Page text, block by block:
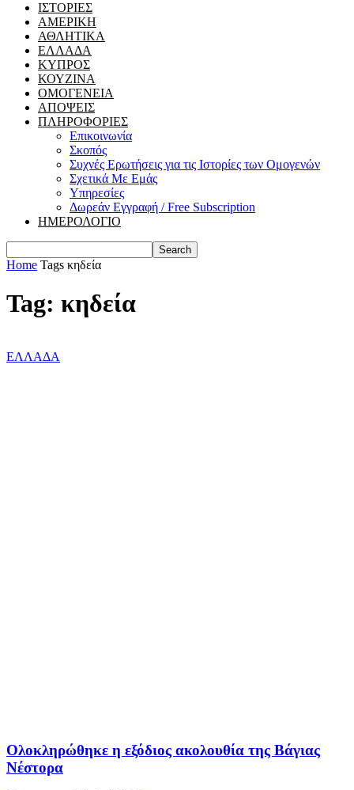
ΙΣΤΟΡΙΕΣ
ΑΜΕΡΙΚΗ
ΑΘΛΗΤΙΚΑ
ΕΛΛΑΔΑ
ΚΥΠΡΟΣ
ΚΟΥΖΙΝΑ
ΟΜΟΓΕΝΕΙΑ
ΑΠΟΨΕΙΣ
ΠΛΗΡΟΦΟΡΙΕΣ
Επικοινωνία
Σκοπός
Συχνές Ερωτήσεις για τις Ιστορίες των Ομογενών
Σχετικά Με Εμάς
Υπηρεσίες
Δωρεάν Εγγραφή / Free Subscription
ΗΜΕΡΟΛΟΓΙΟ
Home Tags κηδεία
Tag: κηδεία
ΕΛΛΑΔΑ
Ολοκληρώθηκε η εξόδιος ακολουθία της Βάγιας
Νέστορα